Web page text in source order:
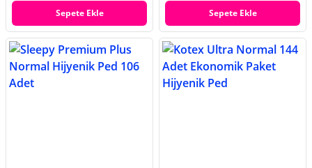
Sepete Ekle Sepete Ekle